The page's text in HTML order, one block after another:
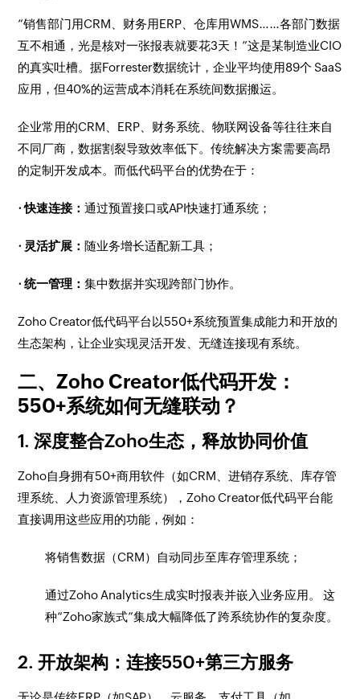
“销售部门用CRM、财务用ERP、仓库用WMS……各部门数据
互不相通，光是核对一张报表就要花3天！”这是某制造业CIO
的真实吐槽。据Forrester数据统计，企业平均使用89个 SaaS
应用，但40%的运营成本消耗在系统间数据搬运。
企业常用的CRM、ERP、财务系统、物联网设备等往往来自
不同厂商，数据割裂导致效率低下。传统解决方案需要高昂
的定制开发成本。而低代码平台的优势在于：
· 快速连接：通过预置接口或API快速打通系统；
· 灵活扩展： 随业务增长适配新工具；
· 统一管理：集中数据并实现跨部门协作。
Zoho Creator低代码平台以550+系统预置集成能力和开放的
生态架构，让企业实现灵活开发、无缝连接现有系统。
二、Zoho Creator低代码开发：
550+系统如何无缝联动？
1. 深度整合Zoho生态，释放协同价值
Zoho自身拥有50+商用软件（如CRM、进销存系统、库存管
理系统、人力资源管理系统），Zoho Creator低代码平台能
直接调用这些应用的功能，例如：
将销售数据（CRM）自动同步至库存管理系统；
通过Zoho Analytics生成实时报表并嵌入业务应用。 这
种“Zoho家族式”集成大幅降低了跨系统协作的复杂度。
2. 开放架构：连接550+第三方服务